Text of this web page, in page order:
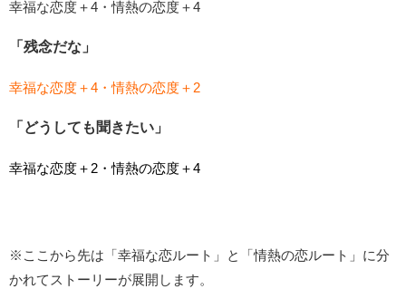
幸福な恋度＋4・情熱の恋度＋4
「残念だな」
幸福な恋度＋4・情熱の恋度＋2
「どうしても聞きたい」
幸福な恋度＋2・情熱の恋度＋4
※ここから先は「幸福な恋ルート」と「情熱の恋ルート」に分
かれてストーリーが展開します。